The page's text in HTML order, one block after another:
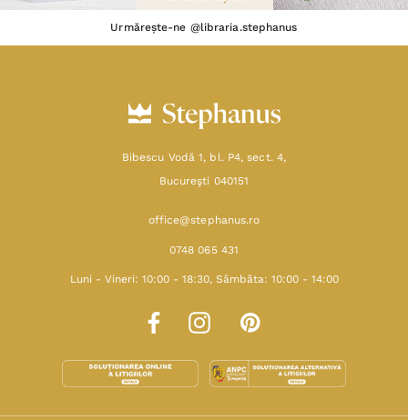
Urmărește-ne @libraria.stephanus
Bibescu Vodă 1, bl. P4, sect. 4,
Bucureşti 040151
office@stephanus.ro
0748 065 431
Luni - Vineri: 10:00 - 18:30, Sâmbăta: 10:00 - 14:00